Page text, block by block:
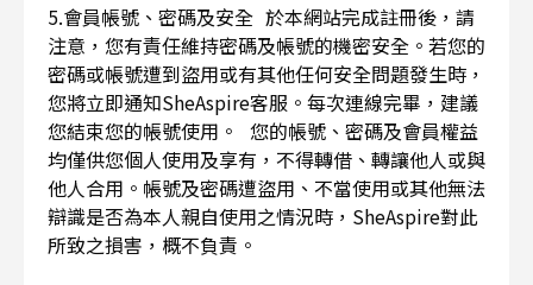
5.會員帳號、密碼及安全 於本網站完成註冊後，請
注意，您有責任維持密碼及帳號的機密安全。若您的
密碼或帳號遭到盜用或有其他任何安全問題發生時，
您將立即通知SheAspire客服。每次連線完畢，建議
您結束您的帳號使用。 您的帳號、密碼及會員權益
均僅供您個人使用及享有，不得轉借、轉讓他人或與
他人合用。帳號及密碼遭盜用、不當使用或其他無法
辯識是否為本人親自使用之情況時，SheAspire對此
所致之損害，概不負責。